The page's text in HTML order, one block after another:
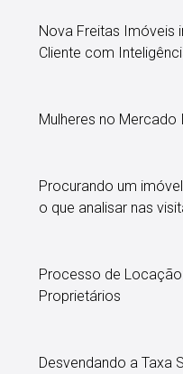
Nova Freitas Imóveis
Cliente com
Mulheres no Mercado
Procurando um
o que analisar nas
Processo de
Proprietários
Desvendando a Taxa